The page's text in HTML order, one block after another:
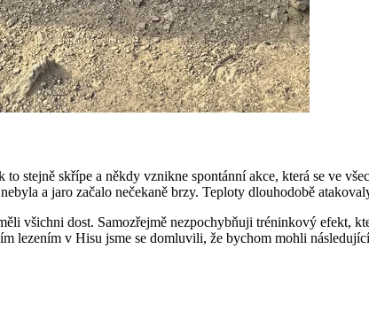
to stejně skřípe a někdy vznikne spontánní akce, která se ve
a jaro začalo nečekaně brzy. Teploty dlouhodobě
všichni dost. Samozřejmě nezpochybňuji tréninkový efekt,
lezením v Hisu jsme se domluvili, že bychom mohli